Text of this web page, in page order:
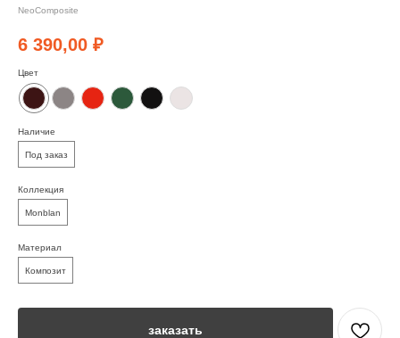
NeoComposite
6 390,00 ₽
Цвет
Наличие
Под заказ
Коллекция
Monblan
Материал
Композит
заказать